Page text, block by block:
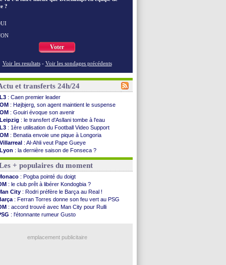
?
Voter
Voir les resultats - Voir les sondages précédents
et transferts 24h/24
L3 : Caen premier leader
OM : Højbjerg, son agent maintient le suspense
OM : Gouiri évoque son avenir
Leipzig : le transfert d'Asllani tombe à l'eau
L3 : 1ère utilisation du Football Video Support
OM : Benatia envoie une pique à Longoria
Villarreal : Al-Ahli veut Pape Gueye
Lyon : la dernière saison de Fonseca ?
OM: un nouveau prétendant pour Højbjerg
Brest: un gardien norvégien en approche ?
OM: McCourt a versé 120 M€ en 2026
PSG: 4 retours dans le groupe face à Man Utd ...
Nice: Kevin Carlos va partir en Italie
L1: prison avec sursis requis contre un arbitre
Leganés: c'est signé pour Luca Zidane (off.)
Atletico: Ruggeri en route pour Aston Villa
Monaco: Filipe Luis soutient Biereth
: Naples vise Gabriel Jesus
+ populaires du moment
: Pogba pointé du doigt
: le club prêt à libérer Kondogbia ?
City : Rodri préfère le Barça au Real !
: Ferran Torres donne son feu vert au PSG
: accord trouvé avec Man City pour Rulli
: l'étonnante rumeur Gusto
emplacement publicitaire